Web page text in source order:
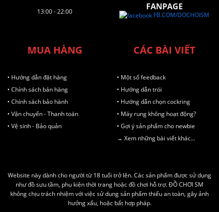
13:00 - 22:00 FANPAGE
FB.COM/DOCHOISM
MUA HÀNG
• Hướng dẫn đặt hàng
• Chính sách bán hàng
• Chính sách bảo hành
• Vận chuyển - Thanh toán
• Vệ sinh - Bảo quản
CÁC BÀI VIẾT
• Một số feedback
• Hướng dẫn trói
• Hướng dẫn chọn cockring
• Máy rung không hoạt động?
• Gợi ý sản phẩm cho newbie
→ Xem những bài viết khác...
Website này dành cho người từ 18 tuổi trở lên. Các sản phẩm được sử dụng
như đồ sưu tầm, phụ kiện thời trang hoặc đồ chơi hỗ trợ. ĐỒ CHƠI SM
không chịu trách nhiệm với việc sử dụng sản phẩm thiếu an toàn, gây ảnh
hưởng xấu, hoặc bất hợp pháp.